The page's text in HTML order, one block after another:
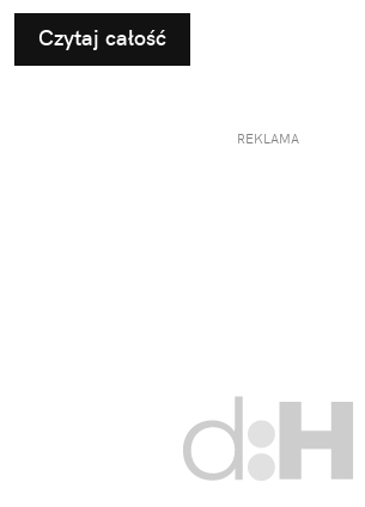
taty.
Czytaj całość
REKLAMA